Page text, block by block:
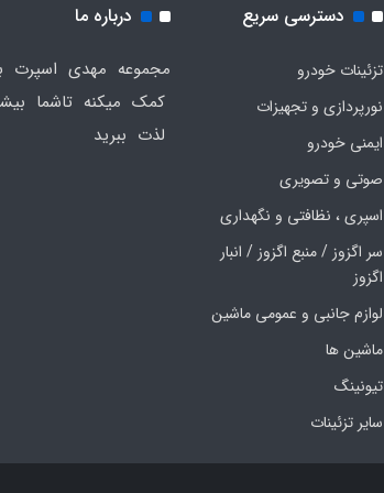
دسترسی سریع
تزئینات خودرو
نورپردازی و تجهیزات
ایمنی خودرو
صوتی و تصویری
اسپری ، نظافتی و نگهداری
سر اگزوز / منبع اگزوز / انبار
اگزوز
لوازم جانبی و عمومی ماشین
ماشین ها
تیونینگ
سایر تزئینات
درباره ما
کمک میکنه تاشما
لذت ببرید